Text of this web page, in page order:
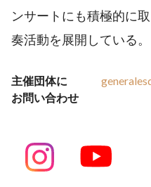
ンサートにも積極的に
奏活動を展開している。
主催団体に
お問い合わせ